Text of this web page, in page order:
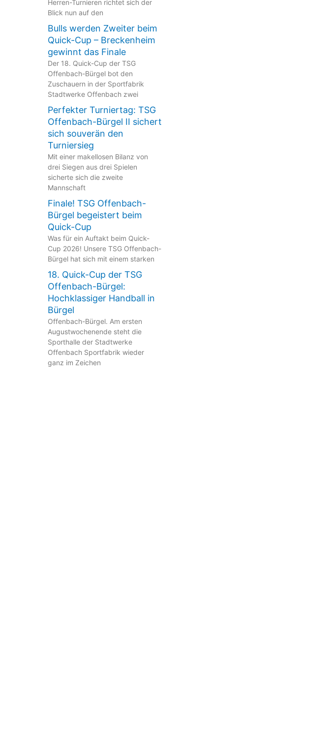
Herren-Turnieren richtet sich der
Blick nun auf den
Bulls werden Zweiter beim
Quick-Cup – Breckenheim
gewinnt das Finale
Der 18. Quick-Cup der TSG
Offenbach-Bürgel bot den
Zuschauern in der Sportfabrik
Stadtwerke Offenbach zwei
Perfekter Turniertag: TSG
Offenbach-Bürgel II sichert
sich souverän den
Turniersieg
Mit einer makellosen Bilanz von
drei Siegen aus drei Spielen
sicherte sich die zweite
Mannschaft
Finale! TSG Offenbach-
Bürgel begeistert beim
Quick-Cup
Was für ein Auftakt beim Quick-
Cup 2026! Unsere TSG Offenbach-
Bürgel hat sich mit einem starken
18. Quick-Cup der TSG
Offenbach-Bürgel:
Hochklassiger Handball in
Bürgel
Offenbach-Bürgel. Am ersten
Augustwochenende steht die
Sporthalle der Stadtwerke
Offenbach Sportfabrik wieder
ganz im Zeichen